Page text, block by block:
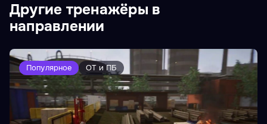
Другие тренажёры в
направлении
Популярное ОТ и ПБ